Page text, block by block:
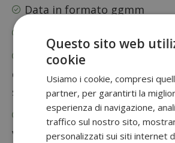
Data in formato ggmm
Importo totale del
di vendita (scontrino),
senza punti né virgole
Numero del documento
vendita (senza gli eventuali zeri
Questo sito web
cookie
Usiamo i cookie, compresi
partner, per garantirti la
esperienza di navigazione,
traffico sul nostro sito,
personalizzati sui siti internet